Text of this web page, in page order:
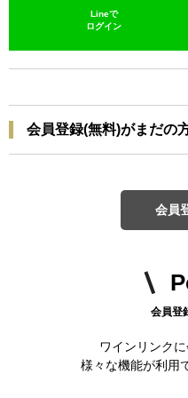
Lineで
ログイン
会員登録(無料)がまだの
会員
会員登
ワインリンク
様々な機能が利用